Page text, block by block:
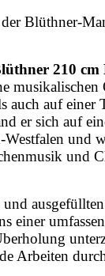
Blüthner-
210 cm
auch auf einer
er sich auf
und
und
einer
Arbeiten